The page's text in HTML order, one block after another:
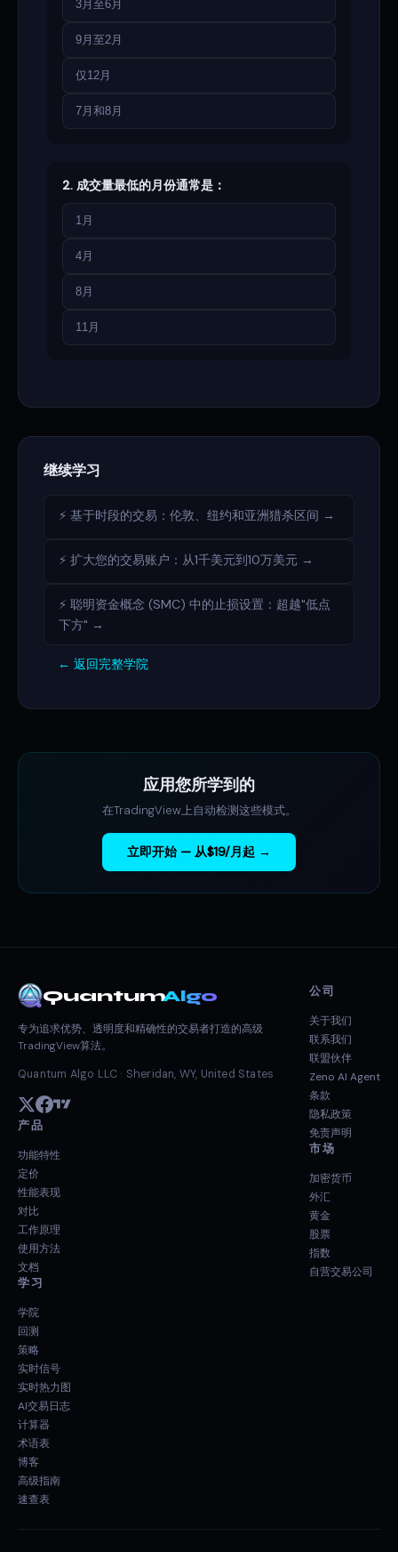
3月至6月
9月至2月
仅12月
7月和8月
2. 成交量最低的月份通常是：
1月
4月
8月
11月
继续学习
⚡ 基于时段的交易：伦敦、纽约和亚洲猎杀区间 →
⚡ 扩大您的交易账户：从1千美元到10万美元 →
⚡ 聪明资金概念 (SMC) 中的止损设置：超越"低点
下方" →
← 返回完整学院
应用您所学到的
在TradingView上自动检测这些模式。
立即开始 — 从$19/月起 →
QuantumAlgo
专为追求优势、透明度和精确性的交易者打造的高级
TradingView算法。
Quantum Algo LLC · Sheridan, WY, United States
产品
功能特性
定价
性能表现
对比
工作原理
使用方法
文档
学习
学院
回测
策略
实时信号
实时热力图
AI交易日志
计算器
术语表
博客
高级指南
速查表
公司
关于我们
联系我们
联盟伙伴
Zeno AI Agent
条款
隐私政策
免责声明
市场
加密货币
外汇
黄金
股票
指数
自营交易公司